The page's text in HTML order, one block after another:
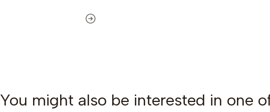
You might also be interested in one